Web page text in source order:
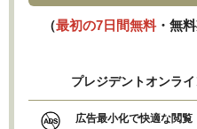
（最初の7日間無料・無
プレジデントオンラ
広告最小化で快適な閲覧